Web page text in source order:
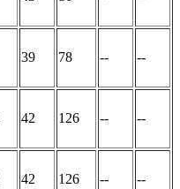
39 78 -- --
42 126 -- --
42 126 -- --